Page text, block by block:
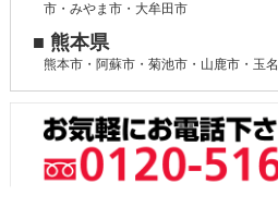
市・みやま市・大牟田市
■ 熊本県
熊本市・阿蘇市・菊池市・山鹿市・玉